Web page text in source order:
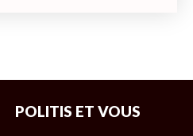
POLITIS ET VOUS